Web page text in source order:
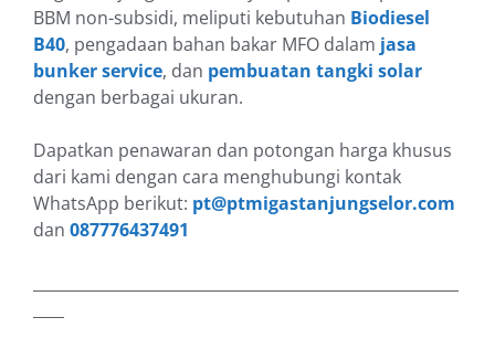
BBM non-subsidi, meliputi kebutuhan Biodiesel
B40, pengadaan bahan bakar MFO dalam jasa
bunker service, dan pembuatan tangki solar
dengan berbagai ukuran.
Dapatkan penawaran dan potongan harga khusus
dari kami dengan cara menghubungi kontak
WhatsApp berikut: pt@ptmigastanjungselor.com
dan 087776437491